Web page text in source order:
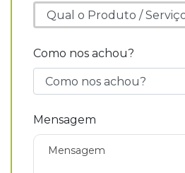
Como nos achou?
Mensagem